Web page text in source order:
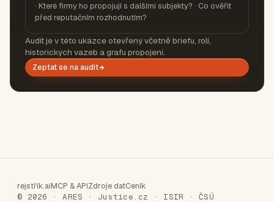
· Které firmy ho propojují s dalšími subjekty? · Co ověřit
před reputačním rozhodnutím?
Audit je v této ukázce otevřený včetně briefu, rolí,
historických vazeb a grafu propojení.
Zeptat se na audit
rejstřík.aiMCP & APIZdroje datCeník
© 2026 · ARES · Justice.cz · ISIR · ČSÚ